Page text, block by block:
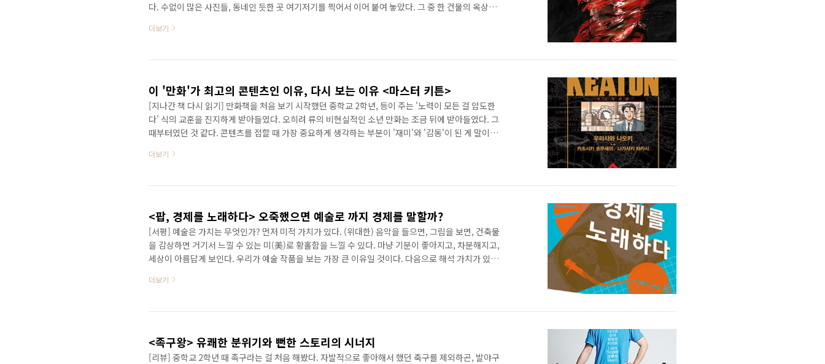
다. 수없이 많은 사진들, 동네인 듯한 곳 여기저기를 찍어서 이어 붙여 놓았다. 그 중 한 건물의 옥상에
궁금증을 자아내게 하는 전형적인 방법으로 시작된다. 그 어떤 설명도 없이 다짜고짜 영화의 중요 장
여주며 긴장감을 극대화시킨다. 더불어 그 방식이 점진적이라는 점. 좁은 방을 보여주는 데 1초면 ..
더보기
이 '만화'가 최고의 콘텐츠인 이유, 다시 보는 이유 <마스터 키튼>
[지나간 책 다시 읽기] 만화책을 처음 보기 시작했던 중학교 2학년, 등이 주는 '노력이 모든 걸 압도한
다' 식의 교훈을 진지하게 받아들였다. 오히려 류의 비현실적인 소년 만화는 조금 뒤에 받아들였다. 그
때부터였던 것 같다. 콘텐츠를 접할 때 가장 중요하게 생각하는 부분이 '재미'와 '감동'이 된 게 말이
의 만화가는 우라사와 나오키의 만화는, 오랫동안 나의 만화 리스트에 오르지 못했다. 심각하고 우울
되고서야 그의 만화를 접했고, 나의 모든 콘텐츠 리스트 중 최상위를 차지하게 되었다. 등 영화도 이런
더보기
<팝, 경제를 노래하다> 오죽했으면 예술로 까지 경제를 말할까?
[서평] 예술은 가치는 무엇인가? 먼저 미적 가치가 있다. (위대한) 음악을 들으면, 그림을 보면, 건축물
을 감상하면 거기서 느낄 수 있는 미(美)로 황홀함을 느낄 수 있다. 마냥 기분이 좋아지고, 차분해지고,
세상이 아름답게 보인다. 우리가 예술 작품을 보는 가장 큰 이유일 것이다. 다음으로 해석 가치가 있
치를 더욱 높이 사는 사람들은 예술의 미적 가치를 추구하는 사람들을 깎아내리곤 한다. 어찌 보면 미
배경과 맥락이다. 그 중에서도 그 시대를 살아가는 사람들이 직접적으로 느끼는 경제, 정치 등이 핵심
더보기
<족구왕> 유쾌한 분위기와 뻔한 스토리의 시너지
[리뷰] 중학교 2학년 때 족구라는 걸 처음 해봤다. 자발적으로 좋아해서 했던 축구를 제외하곤, 발야구